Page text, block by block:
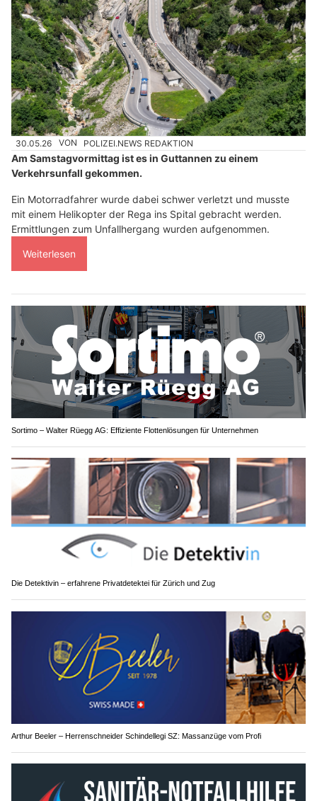
30.05.26 VON POLIZEI.NEWS REDAKTION
Am Samstagvormittag ist es in Guttannen zu einem
Verkehrsunfall gekommen.
Ein Motorradfahrer wurde dabei schwer verletzt und musste
mit einem Helikopter der Rega ins Spital gebracht werden.
Ermittlungen zum Unfallhergang wurden aufgenommen.
Weiterlesen
Sortimo – Walter Rüegg AG: Effiziente Flottenlösungen für Unternehmen
Die Detektivin – erfahrene Privatdetektei für Zürich und Zug
Arthur Beeler – Herrenschneider Schindellegi SZ: Massanzüge vom Profi